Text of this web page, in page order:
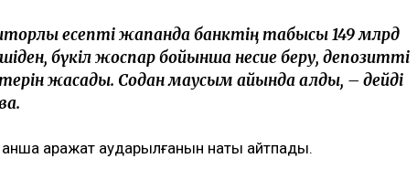
есепті жапқанда банктің табысы 149 млрд
бүкіл жоспар бойынша несие беру, депозитті
жасадық. Содан маусым айында алдық, – дейді
қаражат аударылғанын нақты айтпады.